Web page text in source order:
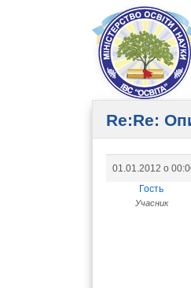
Re:Re:
01.01.2012 о
Гость
Учасник